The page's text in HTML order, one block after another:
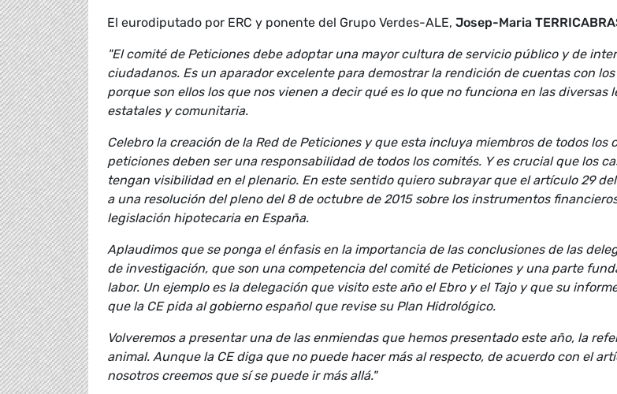
El eurodiputado por ERC y ponente del Grupo Verdes-ALE, Josep-Maria
"El comité de Peticiones debe adoptar una mayor cultura de servicio público y de
ciudadanos. Es un aparador excelente para demostrar la rendición de cuentas con
porque son ellos los que nos vienen a decir qué es lo que no funciona en las diversas
estatales y comunitaria.
Celebro la creación de la Red de Peticiones y que esta incluya miembros de todos los
peticiones deben ser una responsabilidad de todos los comités. Y es crucial que los
tengan visibilidad en el plenario. En este sentido quiero subrayar que el artículo 29
a una resolución del pleno del 8 de octubre de 2015 sobre los instrumentos
legislación hipotecaria en España.
Aplaudimos que se ponga el énfasis en la importancia de las conclusiones de las
de investigación, que son una competencia del comité de Peticiones y una parte
labor. Un ejemplo es la delegación que visito este año el Ebro y el Tajo y que su
que la CE pida al gobierno español que revise su Plan Hidrológico.
Volveremos a presentar una de las enmiendas que hemos presentado este año, la
animal. Aunque la CE diga que no puede hacer más al respecto, de acuerdo con el
nosotros creemos que sí se puede ir más allá."